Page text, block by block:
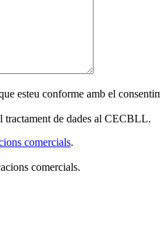
esteu conforme amb el
tractament de dades al CECBLL.
comercials.
comercials.